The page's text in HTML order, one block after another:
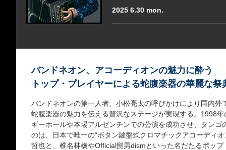
2025 6.30 mon.
バンドネオン、アコーディオンの魅力に酔う
トップ・プレイヤーによる蛇腹楽器の華麗な祭
バンドネオンの第一人者、小松亮太の呼びかけにより国内
蛇腹楽器の魅力を伝える贅沢なステージが実現する。1998
ギーホールや本場アルゼンチンでの公演を成功させ、タン
のは、日本で唯一の“ボタン鍵盤式クロマチックアコーディ
哲也と、椎名林檎やOfficial髭男dismといった名だたるポッ